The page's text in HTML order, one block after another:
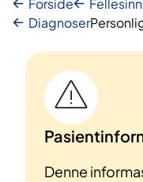
Diagnoser
Denne